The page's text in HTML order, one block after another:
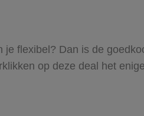
flexibel? Dan is de
op deze deal het